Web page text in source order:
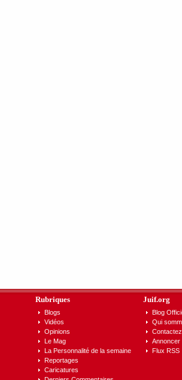
Rubriques
Blogs
Vidéos
Opinions
Le Mag
La Personnalité de la semaine
Reportages
Caricatures
Juif.org
Blog
Qui
Annoncer
Flux RSS